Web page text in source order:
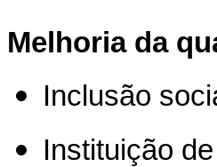
Melhoria da
Inclusão
Instituição